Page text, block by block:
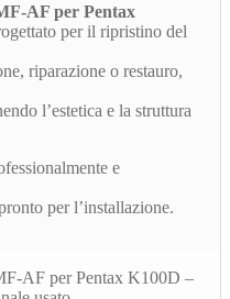
AF per Pentax
per il ripristino del
riparazione o restauro,
l’estetica e la struttura
e
per l’installazione.